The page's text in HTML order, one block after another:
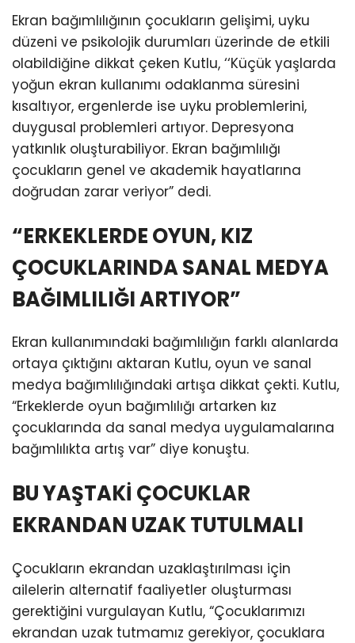
Ekran bağımlılığının çocukların gelişimi, uyku
düzeni ve psikolojik durumları üzerinde de etkili
olabildiğine dikkat çeken Kutlu, ‘‘Küçük yaşlarda
yoğun ekran kullanımı odaklanma süresini
kısaltıyor, ergenlerde ise uyku problemlerini,
duygusal problemleri artıyor. Depresyona
yatkınlık oluşturabiliyor. Ekran bağımlılığı
çocukların genel ve akademik hayatlarına
doğrudan zarar veriyor” dedi.
“ERKEKLERDE OYUN, KIZ
ÇOCUKLARINDA SANAL MEDYA
BAĞIMLILIĞI ARTIYOR”
Ekran kullanımındaki bağımlılığın farklı alanlarda
ortaya çıktığını aktaran Kutlu, oyun ve sanal
medya bağımlılığındaki artışa dikkat çekti. Kutlu,
“Erkeklerde oyun bağımlılığı artarken kız
çocuklarında da sanal medya uygulamalarına
bağımlılıkta artış var” diye konuştu.
BU YAŞTAKİ ÇOCUKLAR
EKRANDAN UZAK TUTULMALI
Çocukların ekrandan uzaklaştırılması için
ailelerin alternatif faaliyetler oluşturması
gerektiğini vurgulayan Kutlu, “Çocuklarımızı
ekrandan uzak tutmamız gerekiyor, çocuklara